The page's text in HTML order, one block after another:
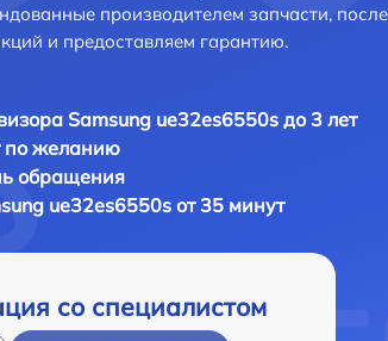
производителем запчасти, после
и предоставляем гарантию.
Samsung ue32es6550s до 3 лет
по желанию
обращения
ue32es6550s от 35 минут
со специалистом